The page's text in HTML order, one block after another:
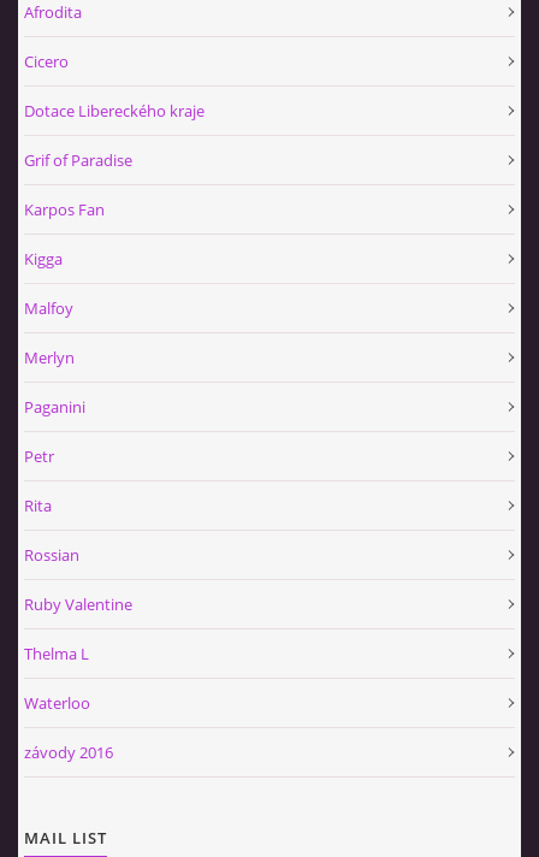
Afrodita
Cicero
Dotace Libereckého kraje
Grif of Paradise
Karpos Fan
Kigga
Malfoy
Merlyn
Paganini
Petr
Rita
Rossian
Ruby Valentine
Thelma L
Waterloo
závody 2016
MAIL LIST